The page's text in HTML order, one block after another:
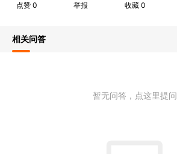
点赞0 举报 收藏 0
相关问答
暂无问答，点这里提问